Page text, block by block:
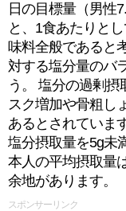
日の目標量（男性
と、1食あたりと
味料全般であると
対する塩分量のバ
う。 塩分の過剰摂
スク増加や骨粗し
あるとされていま
塩分摂取量を5g未
本人の平均摂取量
余地があります。
スポンサーリンク